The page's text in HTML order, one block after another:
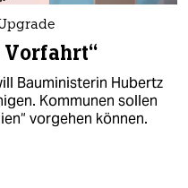
Vorfahrt“
Bauministerin Hubertz
Kommunen sollen
vorgehen können.